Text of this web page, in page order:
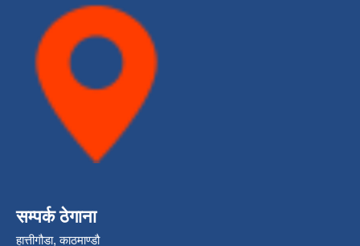
सम्पर्क ठेगाना
हात्तीगौडा, काठमाण्डौ